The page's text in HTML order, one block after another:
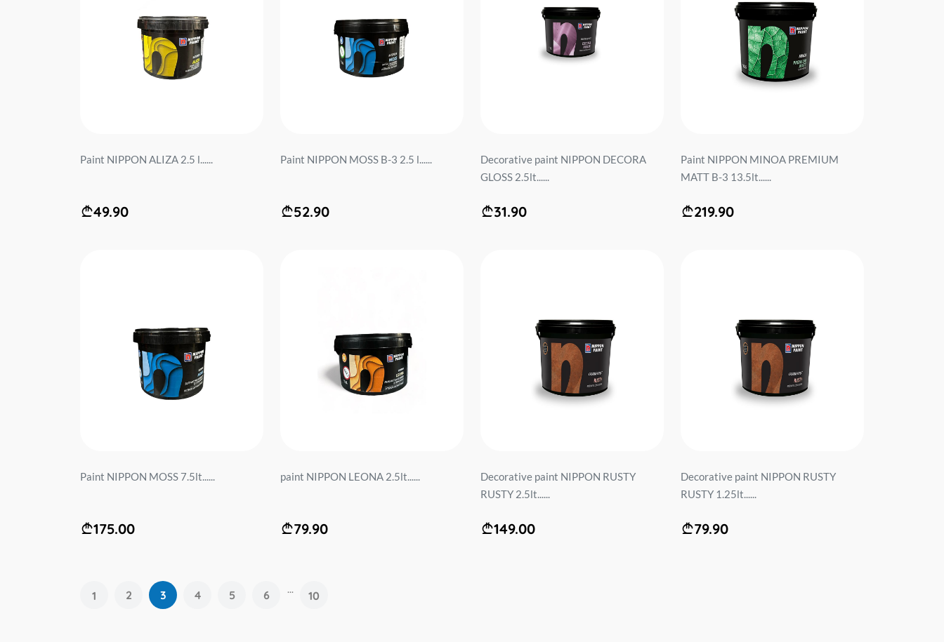
Paint NIPPON ALIZA 2.5 l......
49.90
Paint NIPPON MOSS B-3 2.5 l......
52.90
Decorative paint NIPPON DECORA
GLOSS 2.5lt......
31.90
Paint NIPPON MINOA PREMIUM
MATT B-3 13.5lt......
219.90
Paint NIPPON MOSS 7.5lt......
175.00
paint NIPPON LEONA 2.5lt......
79.90
Decorative paint NIPPON RUSTY
RUSTY 2.5lt......
149.00
Decorative paint NIPPON RUSTY
RUSTY 1.25lt......
79.90
1 2 3 4 5 6 ... 10